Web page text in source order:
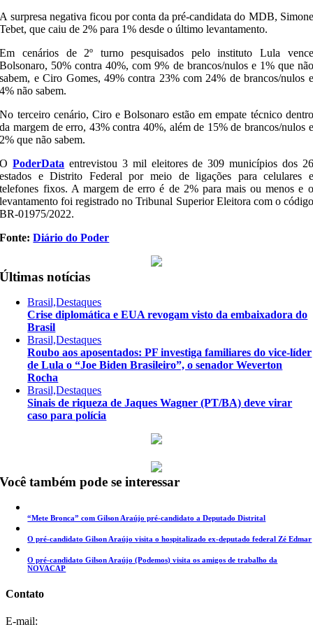
A surpresa negativa ficou por conta da pré-candidata do MDB, Simone
Tebet, que caiu de 2% para 1% desde o último levantamento.
Em cenários de 2º turno pesquisados pelo instituto Lula vence
Bolsonaro, 50% contra 40%, com 9% de brancos/nulos e 1% que não
sabem, e Ciro Gomes, 49% contra 23% com 24% de brancos/nulos e
4% não sabem.
No terceiro cenário, Ciro e Bolsonaro estão em empate técnico dentro
da margem de erro, 43% contra 40%, além de 15% de brancos/nulos e
2% que não sabem.
OPoderData entrevistou 3 mil eleitores de 309 municípios dos 26
estados e Distrito Federal por meio de ligações para celulares e
telefones fixos. A margem de erro é de 2% para mais ou menos e o
levantamento foi registrado no Tribunal Superior Eleitora com o código
BR-01975/2022.
Fonte:Diário do Poder
Últimas notícias
Brasil,Destaques
Crise diplomática e EUA revogam visto da embaixadora do
Brasil
Brasil,Destaques
Roubo aos aposentados: PF investiga familiares do vice-líder
de Lula o “Joe Biden Brasileiro”, o senador Weverton
Rocha
Brasil,Destaques
Sinais de riqueza de Jaques Wagner (PT/BA) deve virar
caso para polícia
Você também pode se interessar
“Mete Bronca” com Gilson Araújo pré-candidato a Deputado Distrital
O pré-candidato Gilson Araújo visita o hospitalizado ex-deputado federal Zé Edmar
O pré-candidato Gilson Araújo (Podemos) visita os amigos de trabalho da
NOVACAP
Contato
E-mail: